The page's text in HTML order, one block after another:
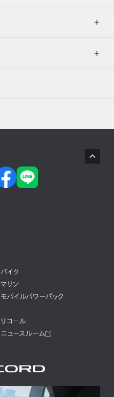
バイク
マリン
モバイルパワーパック
リコール
ニュースルーム